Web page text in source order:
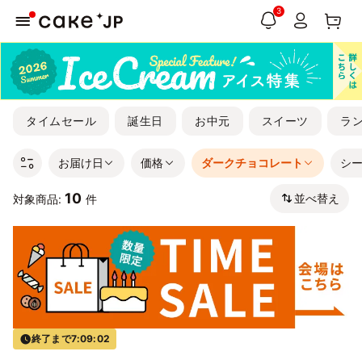
3
タイムセール 誕生日 お中元 スイーツ ラ
お届け日 価格 ダークチョコレート シ
対象商品: 10 件 並べ替え
終了まで7:09:01